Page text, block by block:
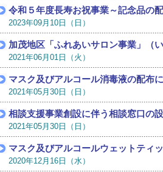
令和５年度長寿お祝事業～記念品の
2023年09月10日（日）
加茂地区「ふれあいサロン事業」（
2021年06月01日（火）
マスク及びアルコール消毒液の配布
2021年05月30日（日）
相談支援事業創設に伴う相談窓口の
2021年05月30日（日）
マスク及びアルコールウェットティ
2020年12月16日（水）